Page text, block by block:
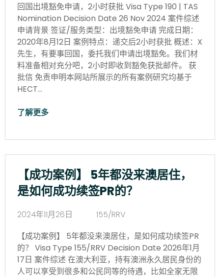
回国出境豁免申请，2小时获批 Visa Type 190 | TAS
Nomination Decision Date 26 Nov 2024 案件综述
申请背景 签证/服务类型：出境豁免申请 完成日期：
2020年8月12日 案例特点：递交后2小时获批 概述：X
先生，有要事回国，委托我们申请出境豁免。我们材
料准备相对充分吧，2小时即收到豁免获批邮件。 获
批信 免责申明本网站所展示的所有案例研究均基于
HECT…
了解更多
【成功案例】 5年都没来澳居住，
是如何成功续签PR的？
2024年11月26日
155/RRV
【成功案例】 5年都没来澳居住，是如何成功续签PR
的？ Visa Type 155/RRV Decision Date 2026年1月
17日 案件综述 在澳大利亚，持有澳洲永久居民身份的
人可以享受到很多和公民同等的待遇，比如全家无限